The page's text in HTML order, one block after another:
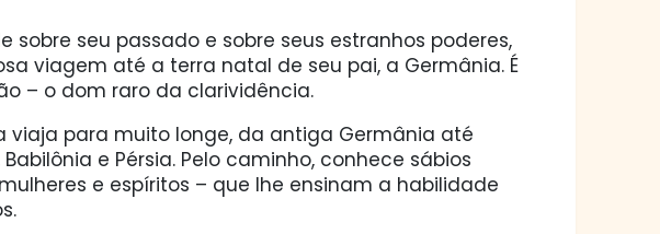
sobre seu passado e sobre seus estranhos poderes,
viagem até a terra natal de seu pai, a Germânia. É
– o dom raro da clarividência.
viaja para muito longe, da antiga Germânia até
e Pérsia. Pelo caminho, conhece sábios
e espíritos – que lhe ensinam a habilidade